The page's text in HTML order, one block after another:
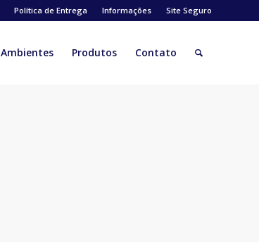
Política de Entrega Informações Site Seguro
Ambientes Produtos Contato